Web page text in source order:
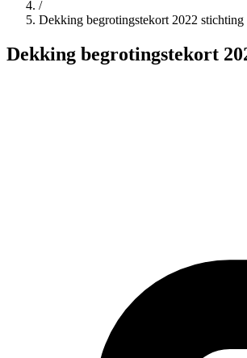
/
Dekking begrotingstekort 2022
Dekking begrotingstekort